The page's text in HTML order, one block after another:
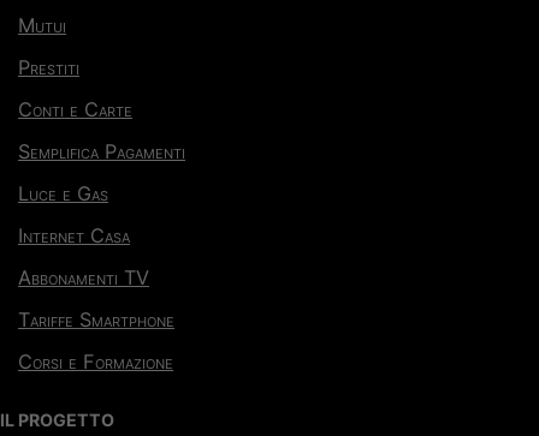
Mutui
Prestiti
Conti e Carte
Semplifica Pagamenti
Luce e Gas
Internet Casa
Abbonamenti TV
Tariffe Smartphone
Corsi e Formazione
IL PROGETTO